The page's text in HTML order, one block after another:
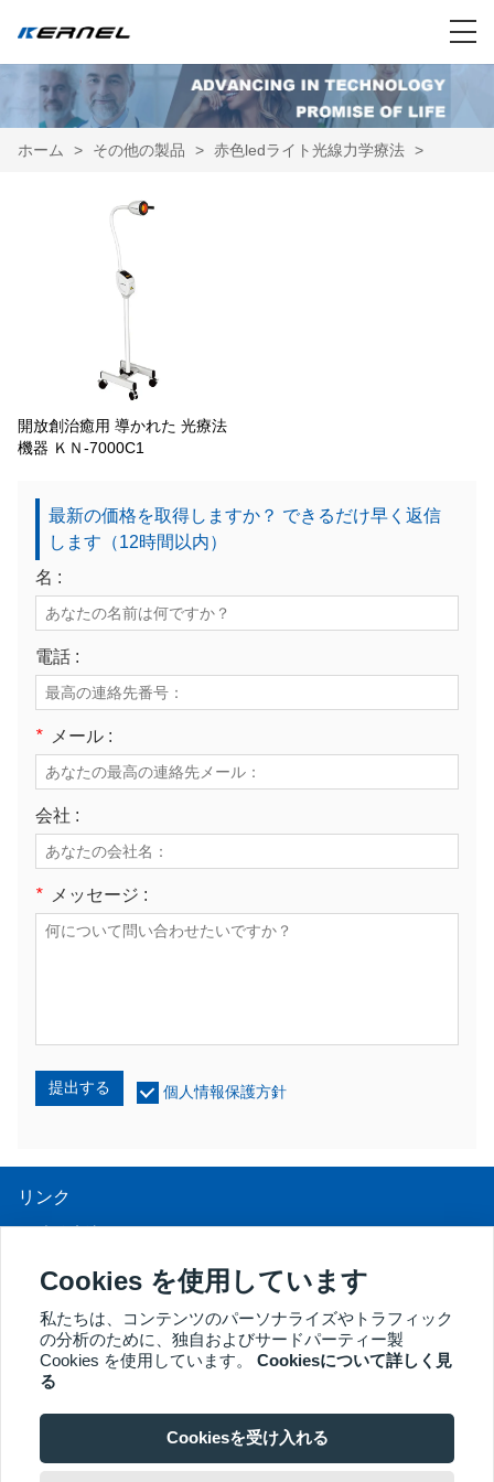
ホーム > その他の製品 > 赤色ledライト光線力学療法 >
開放創治癒用 導かれた 光療法
機器 ＫＮ-7000C1
最新の価格を取得しますか？ できるだけ早く返信
します（12時間以内）
名 :
電話 :
* メール :
会社 :
* メッセージ :
提出する 個人情報保護方針
リンク
UV光線療法
LEDライトセラピー
膣鏡
その他の製品
中国徐州市徐州経済開発区東山路2号 221004 JS。メールアドレ
Cookies を使用しています
私たちは、コンテンツのパーソナライズやトラフィック
の分析のために、独自およびサードパーティー製
Cookies を使用しています。 Cookiesについて詳しく見
る
Cookiesを受け入れる